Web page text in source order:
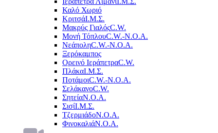
Καλό Χωριό
ΚριτσάΙ.Μ.Σ.
Μακρύς ΓιαλόςC.W.
Μονή ΤόπλουC.W.-Ν.Ο.Α.
ΝεάποληC.W.-Ν.Ο.Α.
Ξερόκαμπος
Ορεινό ΙεράπετραC.W.
ΠλάκαΙ.Μ.Σ.
ΠοτάμοιC.W.-Ν.Ο.Α.
ΣελάκανοC.W.
ΣητείαΝ.Ο.Α.
ΣισίΙ.Μ.Σ.
ΤζερμιάδοΝ.Ο.Α.
ΦινοκαλιάΝ.Ο.Α.